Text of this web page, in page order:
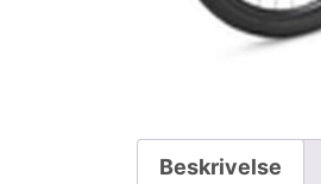
Beskrivelse